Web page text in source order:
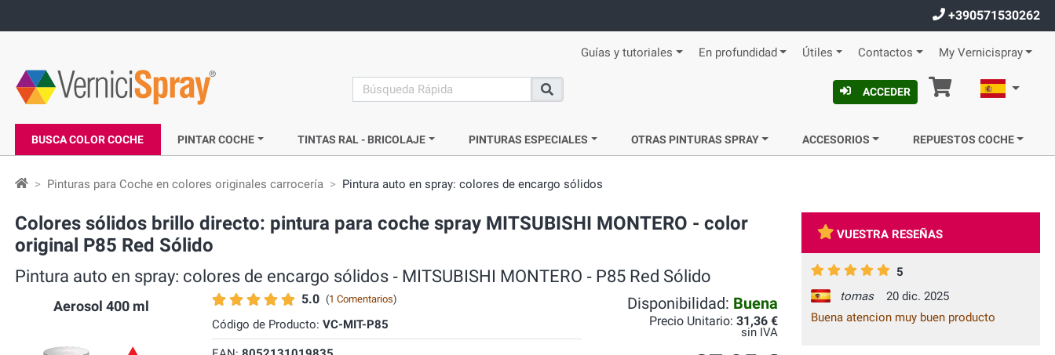
+390571530262
Guías y tutoriales En profundidad Útiles Contactos My Vernicispray
search
Buscar
ACCEDER Cesta Español
BUSCA COLOR COCHE PINTAR COCHE TINTAS RAL - BRICOLAJE PINTURAS ESPECIALES OTRAS PINTURAS SPRAY ACCESORIOS REPUESTOS COCHE
Pinturas para Coche en colores originales carrocería Pintura auto en spray: colores de encargo sólidos
Colores sólidos brillo directo: pintura para coche spray MITSUBISHI MONTERO - color
original P85 Red Sólido
Pintura auto en spray: colores de encargo sólidos ‐ MITSUBISHI MONTERO ‐ P85 Red Sólido
Aerosol 400 ml 5.0 (1 Comentarios)
Código de Producto: VC-MIT-P85
Disponibilidad: Buena
Precio Unitario: 31,36 €
sin IVA
VUESTRA RESEÑAS
5
tomas
20 dic. 2025
Buena atencion muy buen producto